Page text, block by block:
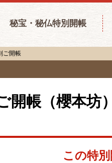
秘宝・秘仏特別開帳
ご開帳
開帳（櫻本坊）
この特